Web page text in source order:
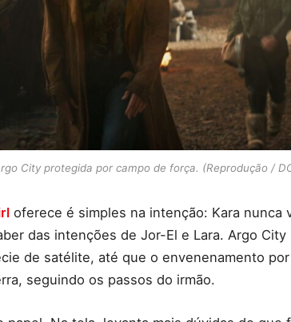
City protegida por campo de força. (Reprodução /
oferece é simples na intenção: Kara nunca
das intenções de Jor-El e Lara. Argo
de satélite, até que o envenenamento
seguindo os passos do irmão.